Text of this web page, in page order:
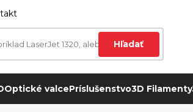
Hľadať
Optické valcePríslušenstvo3D Filamenty